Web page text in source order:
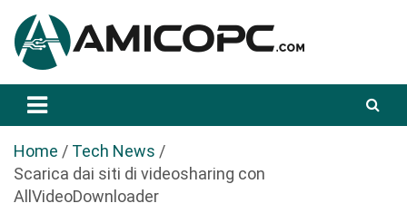
a
Amicopc.com
Home
Tech News
Scarica dai siti di videosharing con
AllVideoDownloader